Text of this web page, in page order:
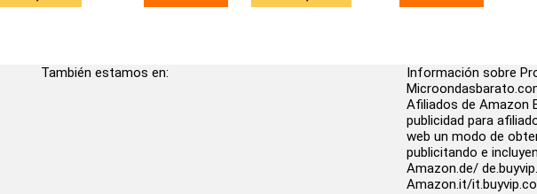
También estamos en:
Información sobre
Afiliados de Amazon
publicidad para
web un modo de
publicitando e
Amazon.de/
Amazon.it/